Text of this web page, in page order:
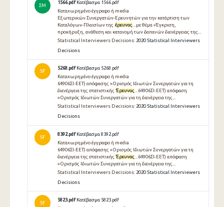
ΣΜ
1566.pdf Κατέβασμα 1566.pdf
Καταχωρημένο έγγραφο ή media
Εξωτερικών Συνεργατών-Ερευνητών για την κατάρτιση των
Καταλόγων-Πλαισίων της έρευνας ...με θέμα «Έγκριση,
προκήρυξη, ανάθεση και κατανομή των δαπανών διενέργειας της...
Statistical Interviewers Decisions: 2020 Statistical Interviewers
Decisions
SF
5268.pdf Κατέβασμα 5268.pdf
Καταχωρημένο έγγραφο ή media
64906ΣΙ-ΕΕΤ) απόφασης «Ορισμός Ιδιωτών Συνεργατών για τη
διενέργεια της στατιστικής Έρευνας...64906ΣΙ-ΕΕΤ) απόφαση
«Ορισμός Ιδιωτών Συνεργατών για τη διενέργεια της...
Statistical Interviewers Decisions: 2020 Statistical Interviewers
Decisions
SF
8392.pdf Κατέβασμα 8392.pdf
Καταχωρημένο έγγραφο ή media
64906ΣΙ-ΕΕΤ) απόφασης «Ορισμός Ιδιωτών Συνεργατών για τη
διενέργεια της στατιστικής Έρευνας ...64906ΣΙ-ΕΕΤ) απόφαση
«Ορισμός Ιδιωτών Συνεργατών για τη διενέργεια της...
Statistical Interviewers Decisions: 2020 Statistical Interviewers
Decisions
SF
5823.pdf Κατέβασμα 5823.pdf